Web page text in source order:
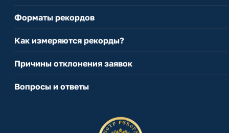
Форматы рекордов
Как измеряются рекорды?
Причины отклонения заявок
Вопросы и ответы